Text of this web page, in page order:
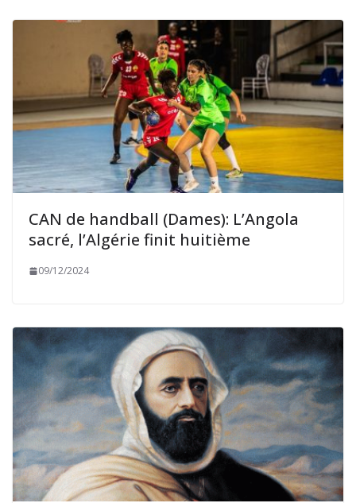
CAN de handball (Dames): L’Angola
sacré, l’Algérie finit huitième
09/12/2024